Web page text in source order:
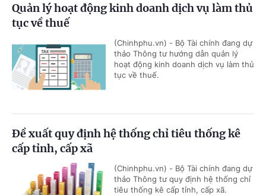
Quản lý hoạt động kinh doanh dịch vụ làm thủ
tục về thuế
(Chinhphu.vn) - Bộ Tài chính đang dự
thảo Thông tư hướng dẫn quản lý
hoạt động kinh doanh dịch vụ làm thủ
tục về thuế.
Đề xuất quy định hệ thống chỉ tiêu thống kê
cấp tỉnh, cấp xã
(Chinhphu.vn) - Bộ Tài chính đang dự
thảo Thông tư quy định hệ thống chỉ
tiêu thống kê cấp tỉnh, cấp xã.